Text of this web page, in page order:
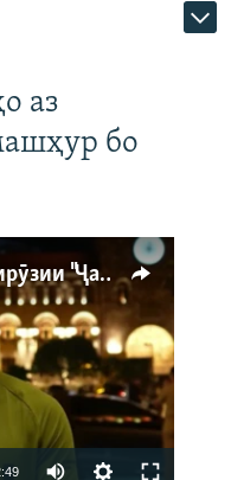
аз
бо
Ҳаводории арманиҳо аз пирӯзии "Ҷаллод"-и тоҷик